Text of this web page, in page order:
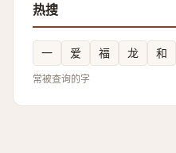
热搜
一 爱 福 龙 和
常被查询的字